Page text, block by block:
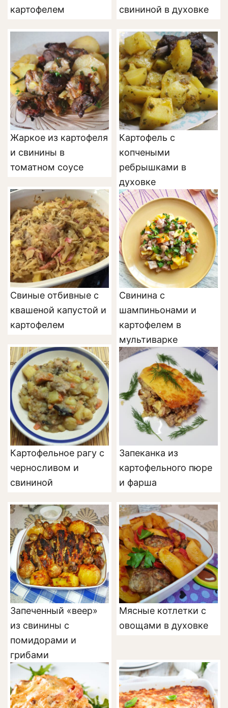
картофелем свининой в духовке
Жаркое из картофеля
и свинины в
томатном соусе
Картофель с
копчеными
ребрышками в
духовке
Свиные отбивные с
квашеной капустой и
картофелем
Свинина с
шампиньонами и
картофелем в
мультиварке
Картофельное рагу с
черносливом и
свининой
Запеканка из
картофельного пюре
и фарша
Запеченный «веер»
из свинины с
помидорами и
грибами
Мясные котлетки с
овощами в духовке